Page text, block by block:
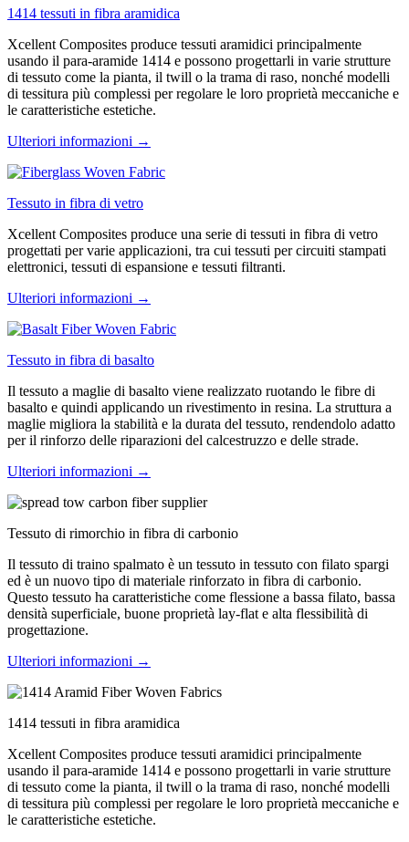
1414 tessuti in fibra aramidica
Xcellent Composites produce tessuti aramidici principalmente
usando il para-aramide 1414 e possono progettarli in varie strutture
di tessuto come la pianta, il twill o la trama di raso, nonché modelli
di tessitura più complessi per regolare le loro proprietà meccaniche e
le caratteristiche estetiche.
Ulteriori informazioni →
Tessuto in fibra di vetro
Xcellent Composites produce una serie di tessuti in fibra di vetro
progettati per varie applicazioni, tra cui tessuti per circuiti stampati
elettronici, tessuti di espansione e tessuti filtranti.
Ulteriori informazioni →
Tessuto in fibra di basalto
Il tessuto a maglie di basalto viene realizzato ruotando le fibre di
basalto e quindi applicando un rivestimento in resina. La struttura a
maglie migliora la stabilità e la durata del tessuto, rendendolo adatto
per il rinforzo delle riparazioni del calcestruzzo e delle strade.
Ulteriori informazioni →
Tessuto di rimorchio in fibra di carbonio
Il tessuto di traino spalmato è un tessuto in tessuto con filato spargi
ed è un nuovo tipo di materiale rinforzato in fibra di carbonio.
Questo tessuto ha caratteristiche come flessione a bassa filato, bassa
densità superficiale, buone proprietà lay-flat e alta flessibilità di
progettazione.
Ulteriori informazioni →
1414 tessuti in fibra aramidica
Xcellent Composites produce tessuti aramidici principalmente
usando il para-aramide 1414 e possono progettarli in varie strutture
di tessuto come la pianta, il twill o la trama di raso, nonché modelli
di tessitura più complessi per regolare le loro proprietà meccaniche e
le caratteristiche estetiche.